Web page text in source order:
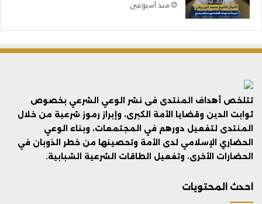
منذ أسبوعين
تتلخص أهداف المنتدى فى نشر الوعي الشرعي بخصوص
ثوابت الدين وقضايا الأمة الكبرى، وإبراز رموز شرعية من خلال
المنتدى لتفعيل دورهم في المجتمعات، وبناء الوعي
الحضاري الإسلامي لدى الأمة وتحصينها من خطر الذوبان في
الحضارات الأخرى، وتفعيل الطاقات الشرعية الشبابية.
احدث المحتويات